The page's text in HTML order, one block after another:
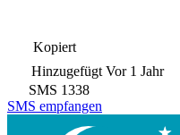
Kopiert
Hinzugefügt Vor 1 Jahr
SMS 1338
SMS empfangen